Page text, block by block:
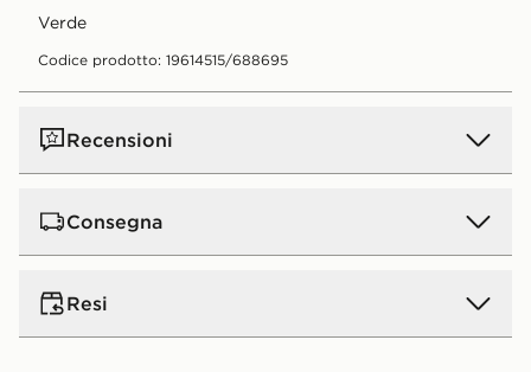
verde
Codice prodotto: 19614515/688695
Recensioni
Consegna
Consegna standard a domicilio:
per ordini
superiori a 50 € (gratis a partire da 50 € per tutti gli
ordini online effettuati in negozio). Tempo di consegna
Resi